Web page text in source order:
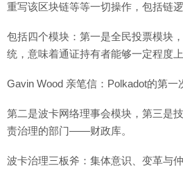
重写该区块链等等一切操作，包括链逻
包括四个模块：第一是全民投票模块
统，意味着通证持有者能够一定程度
Gavin Wood 亲笔信：Polkadot的第
第二是波卡网络理事会模块，第三是
责治理的部门——财政库。
波卡治理三板斧：集体意识、变革与